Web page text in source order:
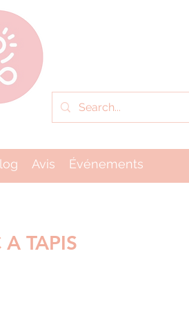
Avis Événements
A TAPIS